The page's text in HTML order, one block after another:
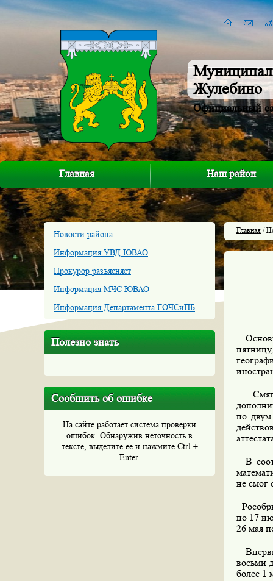
Жулебино
Официальный
Главная Наш район
Новости района
Информация УВД ЮВАО
Прокурор разъясняет
Информация МЧС ЮВАО
Информация Департамента ГОЧСиПБ
Полезно знать
Сообщить об ошибке
На сайте работает система проверки
ошибок. Обнаружив неточность в
тексте, выделите ее и нажмите Ctrl +
Enter.
Главная /
по
В
не смог
по 17
26 мая
восьми
более 1